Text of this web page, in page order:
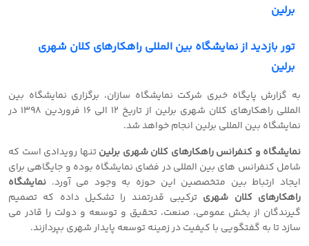
برلین
تور بازدید از نمایشگاه بین المللی راهکارهای کلان شهری
برلین
به گزارش پایگاه خبری شرکت نمایشگاه سازان، برگزاری نمایشگاه بین
المللی راهکارهای کلان شهری برلین از تاریخ 12 الی 16 فروردین 1398 در
نمایشگاه بین المللی برلین انجام خواهد شد.
نمایشگاه و کنفرانس راهکارهای کلان شهری برلینتنها رویدادی است که
شامل کنفرانس های بین المللی در فضای نمایشگاه بوده و جایگاهی برای
ایجاد ارتباط بین متخصصین این حوزه به وجود می آورد. نمایشگاه
راهکارهای کلان شهری ترکیبی قدرتمند را تشکیل داده که تصمیم
گیرندگان از بخش عمومی، صنعت، تحقیق و توسعه و دولت را قادر می
سازد تا به گفتگویی با کیفیت در زمینه توسعه پایدار شهری بپردازند.